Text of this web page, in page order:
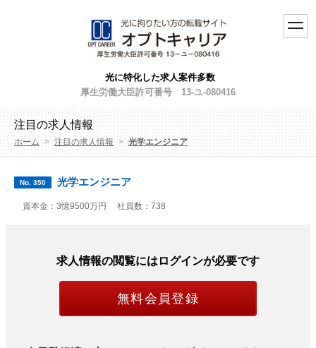
toggle
光に特化した求人案件多数
厚生労働大臣許可番号 13-ユ-080416
注目の求人情報
ホーム > 注目の求人情報 > 光学エンジニア
No. 350 光学エンジニア
資本金：3憶9500万円 社員数：738
求人情報の閲覧にはログインが必要です
無料会員登録